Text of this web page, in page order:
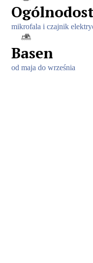
mikrofala i czajnik
Basen
od maja do września